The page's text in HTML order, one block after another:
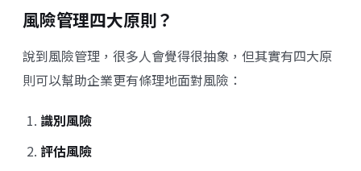
風險管理四大原則？
說到風險管理，很多人會覺得很抽象，但其實有四大原
則可以幫助企業更有條理地面對風險：
識別風險
評估風險